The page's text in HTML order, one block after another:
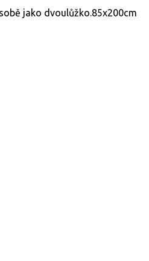
jako dvoulůžko.85x200cm